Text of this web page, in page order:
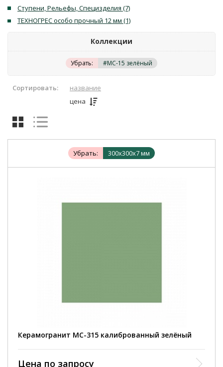
Ступени, Рельефы, Специзделия (7)
ТЕХНОГРЕС особо прочный 12 мм (1)
Коллекции
Убрать: #MC-15 зелёный
Сортировать:
название
цена
Убрать: 300x300x7 мм
Керамогранит MC-315 калиброванный зелёный
Цена по запросу